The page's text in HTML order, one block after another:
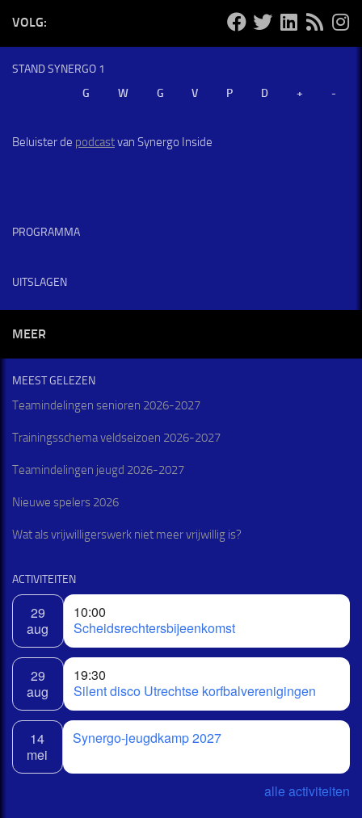
VOLG:
STAND SYNERGO 1
Beluister de podcastvan Synergo Inside
PROGRAMMA
UITSLAGEN
MEER
MEEST GELEZEN
Teamindelingen senioren 2026-2027
Trainingsschema veldseizoen 2026-2027
Teamindelingen jeugd 2026-2027
Nieuwe spelers 2026
Wat als vrijwilligerswerk niet meer vrijwillig is?
ACTIVITEITEN
29
aug
10:00
Scheidsrechtersbijeenkomst
29
aug
19:30
Silent disco Utrechtse korfbalverenigingen
14
mei
Synergo-jeugdkamp 2027
alle activiteiten